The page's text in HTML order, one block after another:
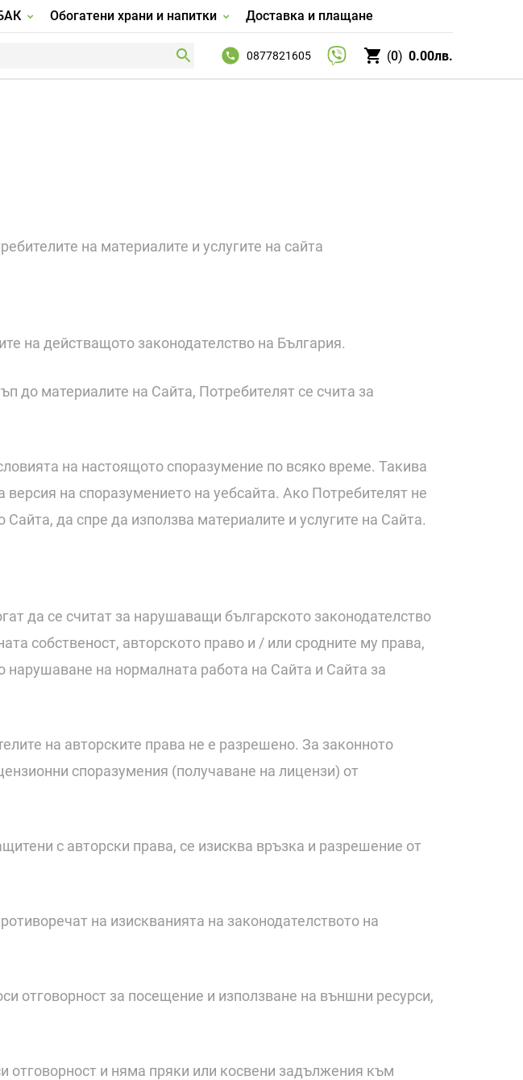
Обогатени храни и напитки Доставка и плащане
0877821605 0 0.00лв.
на материалите и услугите на сайта
на действащото законодателство на България.
до материалите на Сайта, Потребителят се счита за
на настоящото споразумение по всяко време. Такива
на споразумението на уебсайта. Ако Потребителят не
да спре да използва материалите и услугите на Сайта.
да се считат за нарушаващи българското законодателство
собственост, авторското право и / или сродните му права,
нарушаване на нормалната работа на Сайта и Сайта за
на авторските права не е разрешено. За законното
споразумения (получаване на лицензи) от
с авторски права, се изисква връзка и разрешение от
на изискванията на законодателството на
отговорност за посещение и използване на външни ресурси,
отговорност и няма пряки или косвени задължения към